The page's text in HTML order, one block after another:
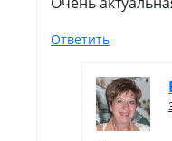
Ответить